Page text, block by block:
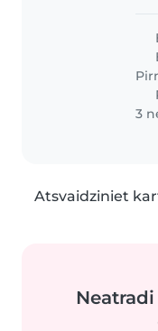
3
Atsvaidziniet